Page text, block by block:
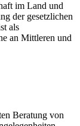
im Land und
der gesetzlichen
als
an Mittleren und
Beratung von